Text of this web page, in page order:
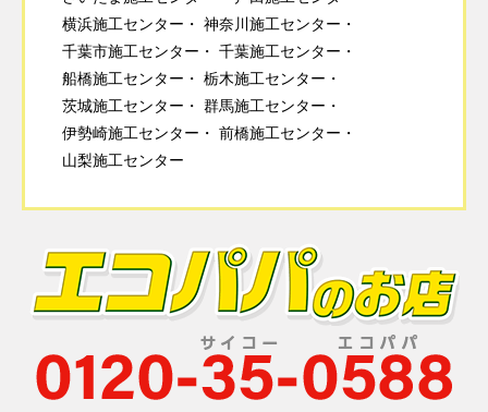
横浜施工センター
神奈川施工センター
千葉市施工センター
千葉施工センター
船橋施工センター
栃木施工センター
茨城施工センター
群馬施工センター
伊勢崎施工センター
前橋施工センター
山梨施工センター